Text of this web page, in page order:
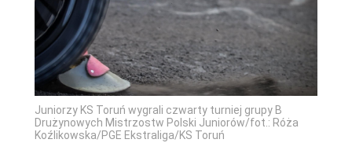
Juniorzy KS Toruń wygrali czwarty turniej grupy B
Drużynowych Mistrzostw Polski Juniorów/fot.: Róża
Koźlikowska/PGE Ekstraliga/KS Toruń